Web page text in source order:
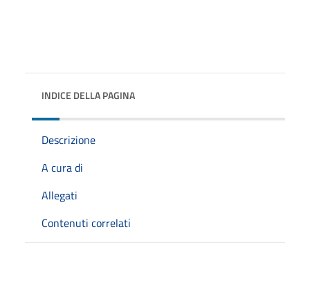
INDICE DELLA PAGINA
Descrizione
A cura di
Allegati
Contenuti correlati